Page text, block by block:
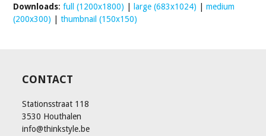
Downloads:full (1200x1800) large (683x1024) |medium
(200x300) |thumbnail (150x150)
CONTACT
Stationsstraat 118
3530 Houthalen
info@thinkstyle.be